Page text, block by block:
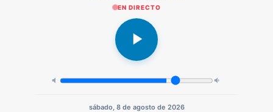
EN DIRECTO
sábado, 8 de agosto de 2026